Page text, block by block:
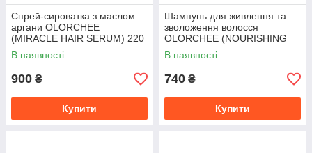
Спрей-сироватка з маслом
аргани OLORCHEE
(MIRACLE HAIR SERUM) 220
ml
В наявності
900 ₴
Купити
Шампунь для живлення та
зволоження волосся
OLORCHEE (NOURISHING
MOISTURE SHAMPOO) 300
ml
В наявності
740 ₴
Купити